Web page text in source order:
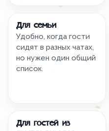
Для семьи
Удобно, когда гости
сидят в разных чатах,
но нужен один общий
список.
Для гостей из